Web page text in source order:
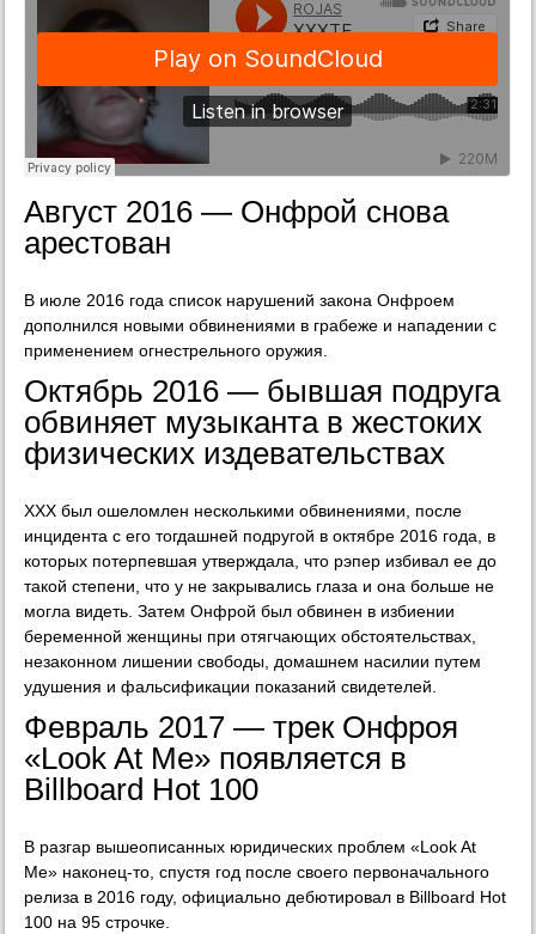
Август 2016 — Онфрой снова
арестован
В июле 2016 года список нарушений закона Онфроем
дополнился новыми обвинениями в грабеже и нападении с
применением огнестрельного оружия.
Октябрь 2016 — бывшая подруга
обвиняет музыканта в жестоких
физических издевательствах
XXX был ошеломлен несколькими обвинениями, после
инцидента с его тогдашней подругой в октябре 2016 года, в
которых потерпевшая утверждала, что рэпер избивал ее до
такой степени, что у не закрывались глаза и она больше не
могла видеть. Затем Онфрой был обвинен в избиении
беременной женщины при отягчающих обстоятельствах,
незаконном лишении свободы, домашнем насилии путем
удушения и фальсификации показаний свидетелей.
Февраль 2017 — трек Онфроя
«Look At Me» появляется в
Billboard Hot 100
В разгар вышеописанных юридических проблем «Look At
Me» наконец-то, спустя год после своего первоначального
релиза в 2016 году, официально дебютировал в Billboard Hot
100 на 95 строчке.